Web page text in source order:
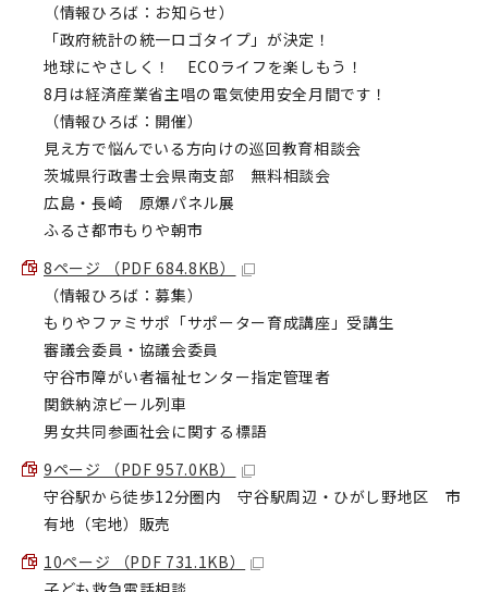
（情報ひろば：お知らせ）
「政府統計の統一ロゴタイプ」が決定！
地球にやさしく！ ECOライフを楽しもう！
8月は経済産業省主唱の電気使用安全月間です！
（情報ひろば：開催）
見え方で悩んでいる方向けの巡回教育相談会
茨城県行政書士会県南支部 無料相談会
広島・長崎 原爆パネル展
ふるさ都市もりや朝市
8ページ （PDF 684.8KB）
（情報ひろば：募集）
もりやファミサポ「サポーター育成講座」受講生
審議会委員・協議会委員
守谷市障がい者福祉センター指定管理者
関鉄納涼ビール列車
男女共同参画社会に関する標語
9ページ （PDF 957.0KB）
守谷駅から徒歩12分圏内 守谷駅周辺・ひがし野地区 市
有地（宅地）販売
10ページ （PDF 731.1KB）